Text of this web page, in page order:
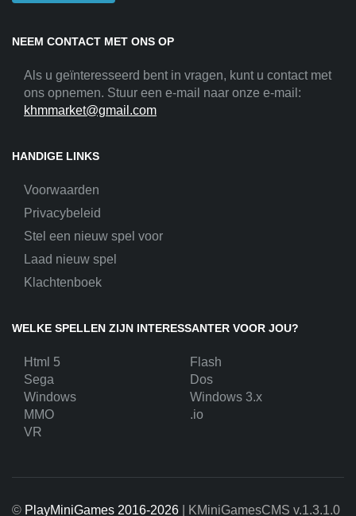
NEEM CONTACT MET ONS OP
Als u geïnteresseerd bent in vragen, kunt u contact met
ons opnemen. Stuur een e-mail naar onze e-mail:
khmmarket@gmail.com
HANDIGE LINKS
Voorwaarden
Privacybeleid
Stel een nieuw spel voor
Laad nieuw spel
Klachtenboek
WELKE SPELLEN ZIJN INTERESSANTER VOOR JOU?
Html 5
Flash
Sega
Dos
Windows
Windows 3.x
MMO
.io
VR
© PlayMiniGames 2016-2026 | KMiniGamesCMS v.1.3.1.0